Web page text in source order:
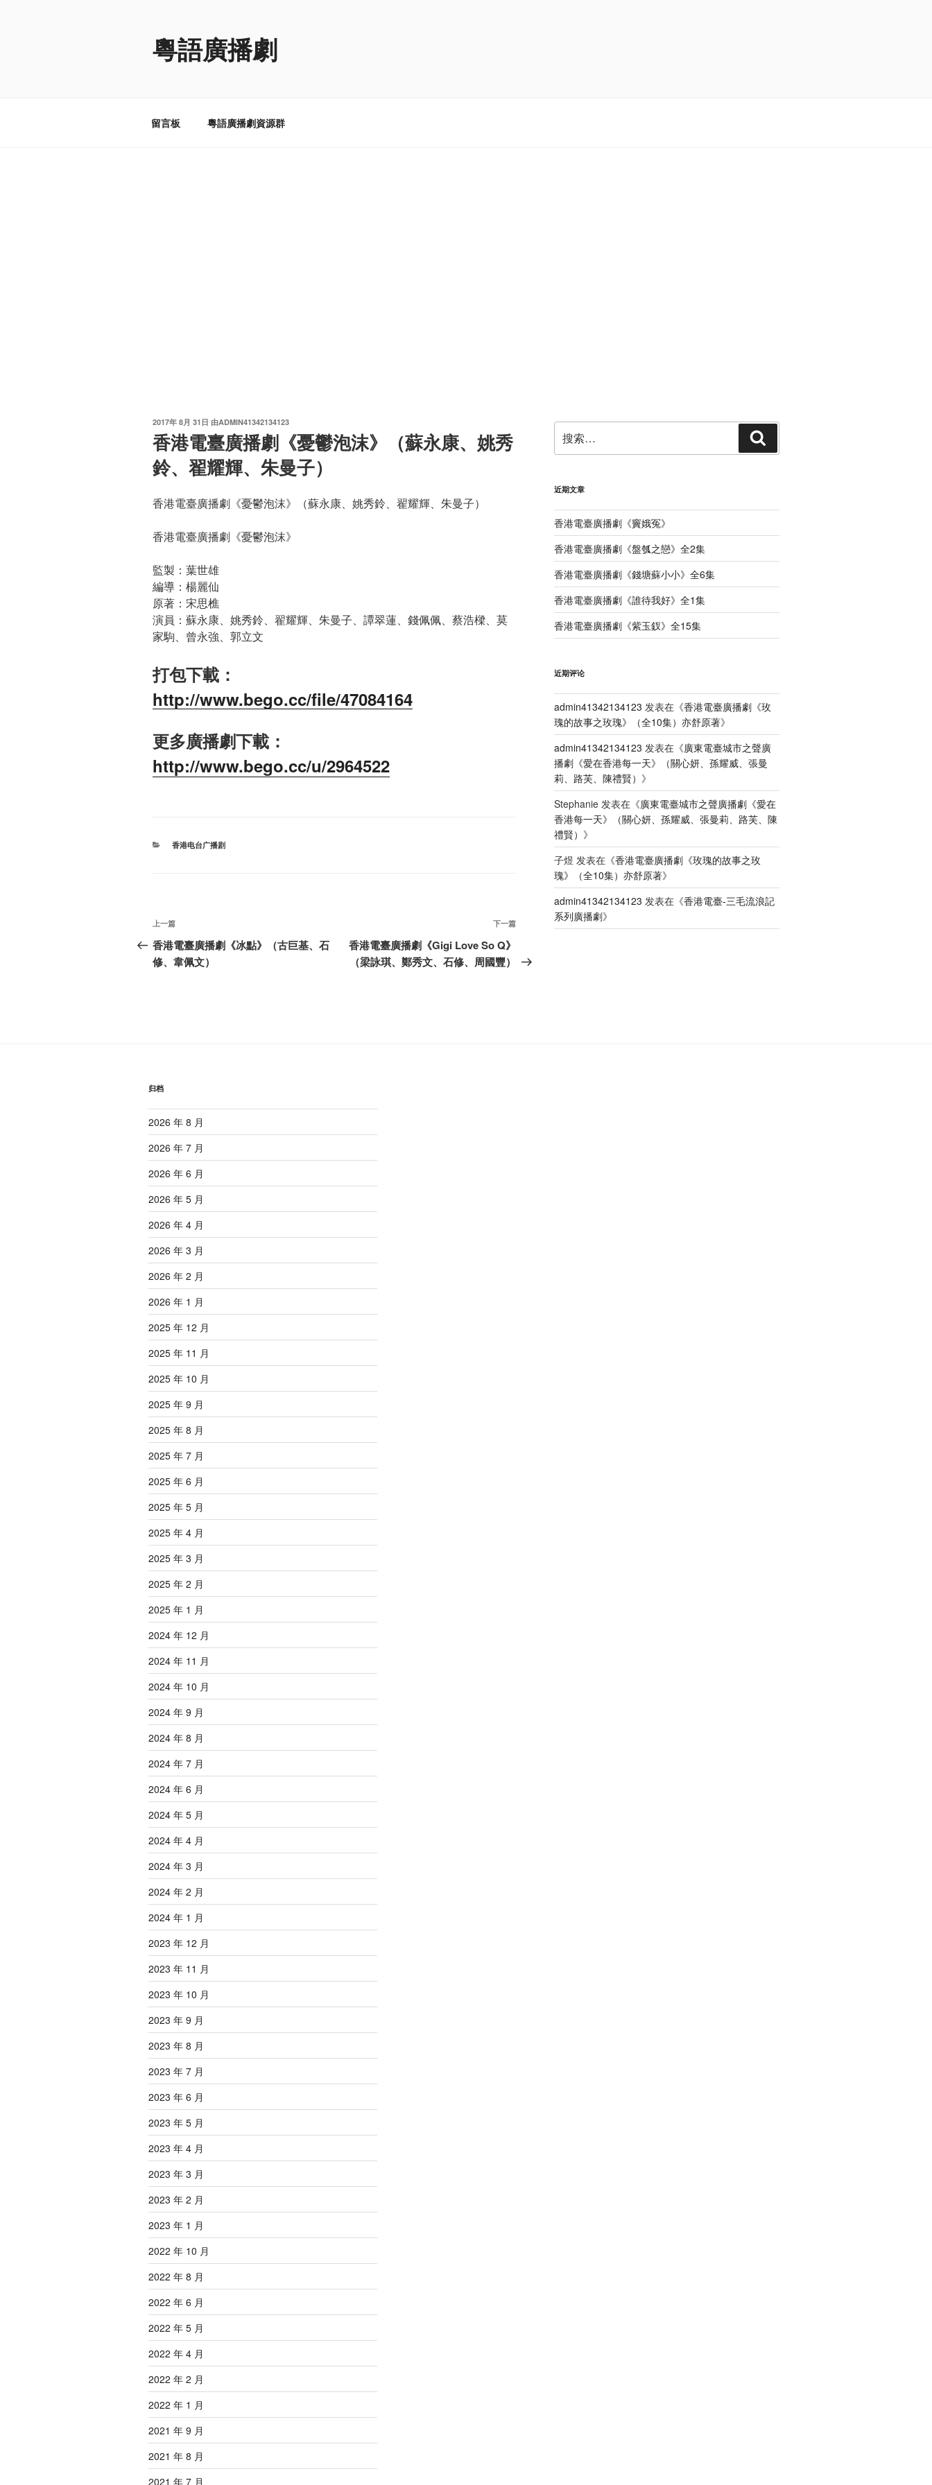
粵語廣播劇
留言板 粵語廣播劇資源群
发
布
于
2017年 8月 31日 由ADMIN41342134123
香港電臺廣播劇《憂鬱泡沫》（蘇永康、姚秀
鈴、翟耀輝、朱曼子）
香港電臺廣播劇《憂鬱泡沫》（蘇永康、姚秀鈴、翟耀輝、朱曼子）
香港電臺廣播劇《憂鬱泡沫》
監製：葉世雄
編導：楊麗仙
原著：宋思樵
演員：蘇永康、姚秀鈴、翟耀輝、朱曼子、譚翠蓮、錢佩佩、蔡浩樑、莫
家駒、曾永強、郭立文
打包下載：
http://www.bego.cc/file/47084164
更多廣播劇下載：
http://www.bego.cc/u/2964522
分
香港电台广播剧
文
章
导
上
一
篇
上一篇
香港電臺廣播劇《冰點》（古巨基、石
修、韋佩文）
下
篇
下一篇
香港電臺廣播劇《Gigi Love So Q》
（梁詠琪、鄭秀文、石修、周國豐）
索：
索
近期文章
香港電臺廣播劇《竇娥冤》
香港電臺廣播劇《盤瓠之戀》全2集
香港電臺廣播劇《錢塘蘇小小》全6集
香港電臺廣播劇《誰待我好》全1集
香港電臺廣播劇《紫玉釵》全15集
近期评论
admin41342134123 发表在《香港電臺廣播劇《玫
瑰的故事之玫瑰》（全10集）亦舒原著》
admin41342134123 发表在《廣東電臺城市之聲廣
播劇《愛在香港每一天》（關心妍、孫耀威、張曼
莉、路芙、陳禮賢） 》
Stephanie发表在《廣東電臺城市之聲廣播劇《愛在
香港每一天》（關心妍、孫耀威、張曼莉、路芙、陳
禮賢） 》
子煜 发表在《香港電臺廣播劇《玫瑰的故事之玫
瑰》（全10集）亦舒原著》
admin41342134123 发表在《香港電臺-三毛流浪記
系列廣播劇》
归档
2026 年 8 月
2026 年 7 月
2026 年 6 月
2026 年 5 月
2026 年 4 月
2026 年 3 月
2026 年 2 月
2026 年 1 月
2025 年 12 月
2025 年 11 月
2025 年 10 月
2025 年 9 月
2025 年 8 月
2025 年 7 月
2025 年 6 月
2025 年 5 月
2025 年 4 月
2025 年 3 月
2025 年 2 月
2025 年 1 月
2024 年 12 月
2024 年 11 月
2024 年 10 月
2024 年 9 月
2024 年 8 月
2024 年 7 月
2024 年 6 月
2024 年 5 月
2024 年 4 月
2024 年 3 月
2024 年 2 月
2024 年 1 月
2023 年 12 月
2023 年 11 月
2023 年 10 月
2023 年 9 月
2023 年 8 月
2023 年 7 月
2023 年 6 月
2023 年 5 月
2023 年 4 月
2023 年 3 月
2023 年 2 月
2023 年 1 月
2022 年 10 月
2022 年 8 月
2022 年 6 月
2022 年 5 月
2022 年 4 月
2022 年 2 月
2022 年 1 月
2021 年 9 月
2021 年 8 月
2021 年 7 月